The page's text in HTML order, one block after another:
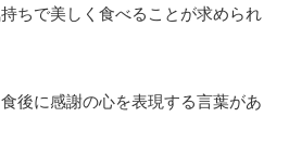
ちで美しく食べることが求められ
後に感謝の心を表現する言葉があ